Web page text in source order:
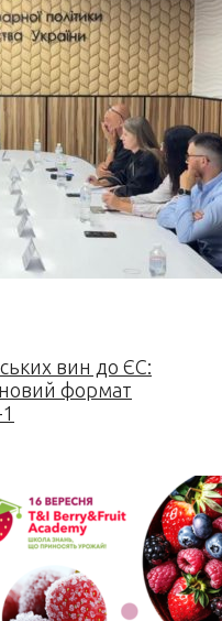
вин до ЄС:
формат